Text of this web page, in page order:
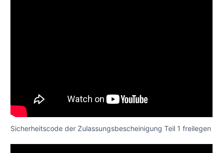
Sicherheitscode der Zulassungsbescheinigung Teil 1 freilegen